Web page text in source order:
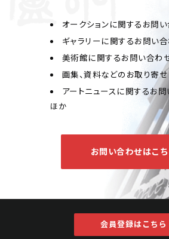
オークションに関するお問
ギャラリーに関するお問い
美術館に関するお問い合わ
画集、資料などのお取り寄せ
アートニュースに関するお
ほか
お問い合わせはこ
会員登録はこちら